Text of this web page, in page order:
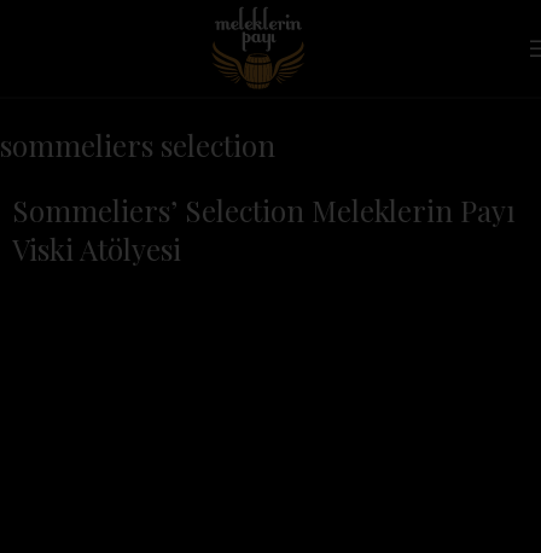
sommeliers selection
Sommeliers’ Selection Meleklerin Payı
Viski Atölyesi